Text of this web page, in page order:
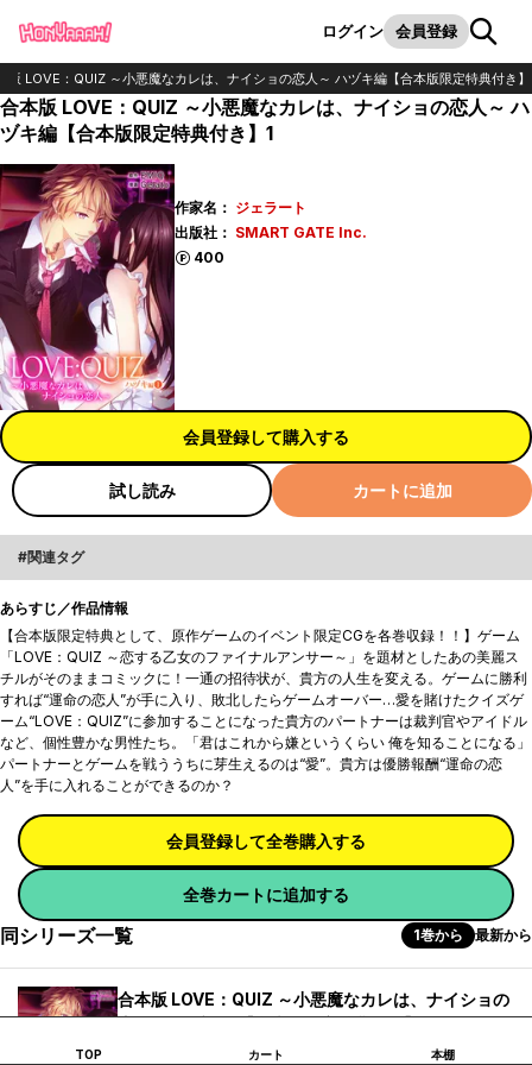
ログイン 会員登録カート
版 LOVE：QUIZ ～小悪魔なカレは、ナイショの恋人～ ハヅキ編【合本版限定特典付き】
合本版 LOVE：QUIZ ～小悪魔なカレは、ナイショの恋人～ ハ
ヅキ編【合本版限定特典付き】1
作家名： ジェラート
出版社： SMART GATE Inc.
400
ポイント
会員登録して購入する
試し読み カートに追加
関連タグ
あらすじ／作品情報
【合本版限定特典として、原作ゲームのイベント限定CGを各巻収録！！】ゲーム
「LOVE：QUIZ ～恋する乙女のファイナルアンサー～」を題材としたあの美麗ス
チルがそのままコミックに！一通の招待状が、貴方の人生を変える。ゲームに勝利
すれば“運命の恋人”が手に入り、敗北したらゲームオーバー…愛を賭けたクイズゲ
ーム“LOVE：QUIZ”に参加することになった貴方のパートナーは裁判官やアイドル
など、個性豊かな男性たち。「君はこれから嫌というくらい 俺を知ることになる」
パートナーとゲームを戦ううちに芽生えるのは“愛”。貴方は優勝報酬“運命の恋
人”を手に入れることができるのか？
会員登録して全巻購入する
全巻カートに追加する
同シリーズ一覧 1巻から 最新から
合本版 LOVE：QUIZ ～小悪魔なカレは、ナイショの
恋人～ ハヅキ編【合本版限定特典付き】1
ポイント
TOP カート 本棚